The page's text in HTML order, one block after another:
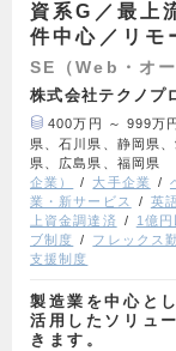
資系G／最上
件中心／リモ
SE（Web・オー
株式会社テクノプ
400万円 ～ 999万円
県、石川県、静岡県
県、広島県、福岡県
企業）
大手企業
業・新サービス
英
上資金調達済
1億
ブ制度
フレックス
支援制度
製造業を中心と
活用したソリュ
きます。